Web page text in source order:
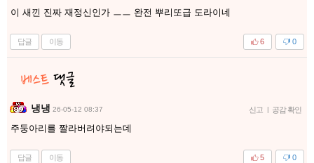
이 새낀 진짜 재정신인가 ㅡㅡ 완전 뿌리또급 도라이네
답글 이동 0
6
냉냉 26-05-12 08:37 신고 | 공감 확인
주둥아리를 짤라버려야되는데
답글 이동 0
5